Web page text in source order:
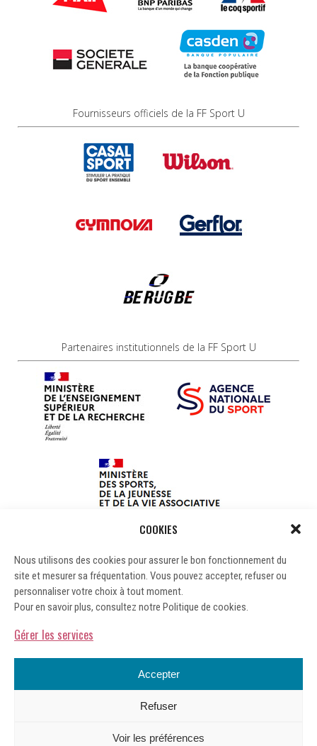
COOKIES
Nous utilisons des cookies pour assurer le bon fonctionnement du
site et mesurer sa fréquentation. Vous pouvez accepter, refuser ou
personnaliser votre choix à tout moment.
Pour en savoir plus, consultez notre Politique de cookies.
Gérer les services
Accepter
Refuser
Voir les préférences
Fournisseurs officiels de la FF Sport U
Partenaires institutionnels de la FF Sport U
Gérer les cookies